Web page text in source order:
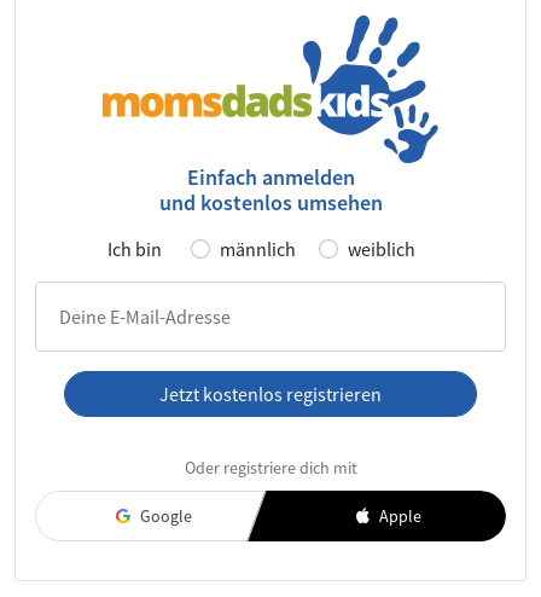
Einfach anmelden
und kostenlos umsehen
Ich bin männlich weiblich
Deine E-Mail-Adresse
Jetzt kostenlos registrieren
Oder registriere dich mit
Google Apple